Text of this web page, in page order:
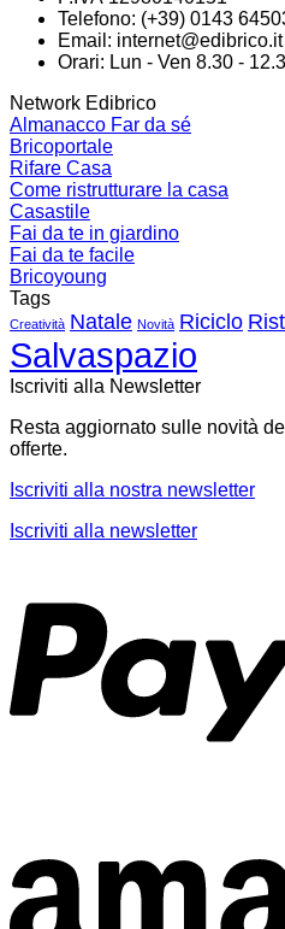
Telefono: (+39) 0143
Email: internet@edibrico.it
Orari: Lun - Ven 8.30 -
Network Edibrico
Almanacco Far da sé
Bricoportale
Rifare Casa
Come ristrutturare la casa
Casastile
Fai da te in giardino
Fai da te facile
Bricoyoung
Tags
Creatività Natale Novità Riciclo
Salvaspazio
Iscriviti alla Newsletter
Resta aggiornato sulle novità
offerte.
Iscriviti alla nostra newsletter
Iscriviti alla newsletter